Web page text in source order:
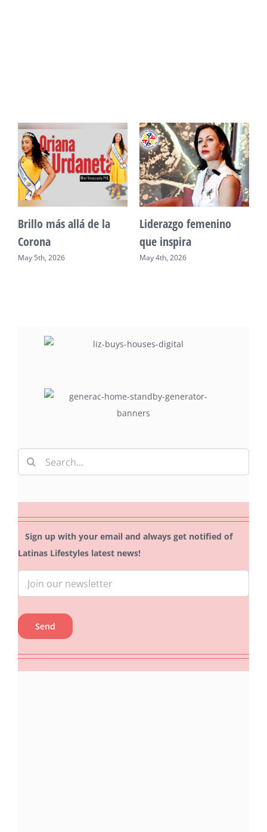
Unidad, cultura y
desarrollo comunitario
May 2nd, 2026
Sueño venezolano en
Philadelphia
May 7th, 2026
Search
for:
Sign up with your email and always get notified of
Latinas Lifestyles latest news!